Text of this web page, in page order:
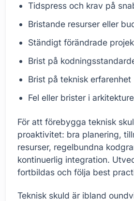
Tidspress och krav på
Bristande resurser eller
Ständigt förändrade
Brist på
Brist på teknisk erfarenhet
Fel eller brister i
För att förebygga teknisk
proaktivitet: bra planering,
resurser, regelbundna
kontinuerlig integration.
fortbildas och följa best
Teknisk skuld är ibland